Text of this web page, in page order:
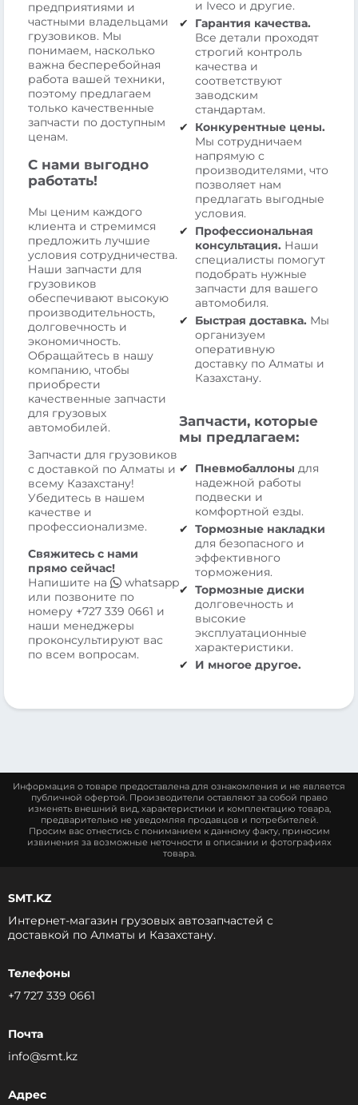
предприятиями и
частными владельцами
грузовиков. Мы
понимаем, насколько
важна бесперебойная
работа вашей техники,
поэтому предлагаем
только качественные
запчасти по доступным
ценам.
С нами выгодно
работать!
Мы ценим каждого
клиента и стремимся
предложить лучшие
условия сотрудничества.
Наши запчасти для
грузовиков
обеспечивают высокую
производительность,
долговечность и
экономичность.
Обращайтесь в нашу
компанию, чтобы
приобрести
качественные запчасти
для грузовых
автомобилей.
Запчасти для грузовиков
с доставкой по Алматы и
всему Казахстану!
Убедитесь в нашем
качестве и
профессионализме.
Свяжитесь с нами
прямо сейчас!
Напишите на
whatsapp
или позвоните по
номеру +727 339 0661 и
наши менеджеры
проконсультируют вас
по всем вопросам.
и Iveco и другие.
Гарантия качества.
Все детали проходят
строгий контроль
качества и
соответствуют
заводским
стандартам.
Конкурентные цены.
Мы сотрудничаем
напрямую с
производителями, что
позволяет нам
предлагать выгодные
условия.
Профессиональная
консультация. Наши
специалисты помогут
подобрать нужные
запчасти для вашего
автомобиля.
Быстрая доставка. Мы
организуем
оперативную
доставку по Алматы и
Казахстану.
Запчасти, которые
мы предлагаем:
Пневмобаллоны для
надежной работы
подвески и
комфортной езды.
Тормозные накладки
для безопасного и
эффективного
торможения.
Тормозные диски
долговечность и
высокие
эксплуатационные
характеристики.
И многое другое.
Информация о товаре предоставлена для ознакомления и не является
публичной офертой. Производители оставляют за собой право
изменять внешний вид, характеристики и комплектацию товара,
предварительно не уведомляя продавцов и потребителей.
Просим вас отнестись с пониманием к данному факту, приносим
извинения за возможные неточности в описании и фотографиях
товара.
SMT.KZ
Интернет-магазин грузовых автозапчастей c
доставкой по Алматы и Казахстану.
Телефоны
+7 727 339 0661
Почта
info@smt.kz
Адрес